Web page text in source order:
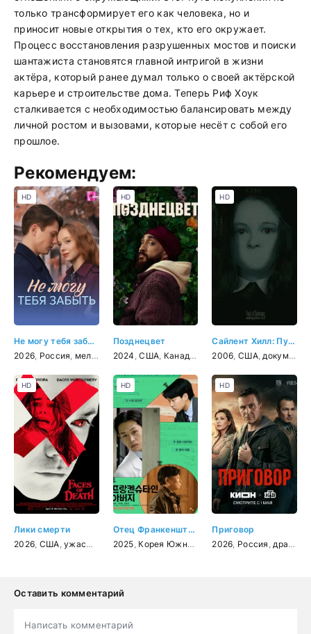
только трансформирует его как человека, но и
приносит новые открытия о тех, кто его окружает.
Процесс восстановления разрушенных мостов и поиски
шантажиста становятся главной интригой в жизни
актёра, который ранее думал только о своей актёрской
карьере и строительстве дома. Теперь Риф Хоук
сталкивается с необходимостью балансировать между
личной ростом и вызовами, которые несёт с собой его
прошлое.
Рекомендуем:
Не могу тебя забыть
2026 Россия мелодрама
HD
Позднецвет
2024 ,США Канада , драма,комедия
HD
Сайлент Хилл: Путь Тьмы
2006 США, документальный
HD
Лики смерти
2026 США ,ужасы триллер, детектив,криминал
HD
Отец Франкенштейна
2025 Корея Южная драма
HD
Приговор
2026 Россия драма
HD
Оставить комментарий
Написать комментарий